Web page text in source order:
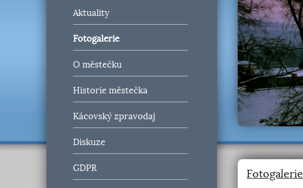
Aktuality
Fotogalerie
O městečku
Historie městečka
Kácovský zpravodaj
Diskuze
GDPR Fotogalerie